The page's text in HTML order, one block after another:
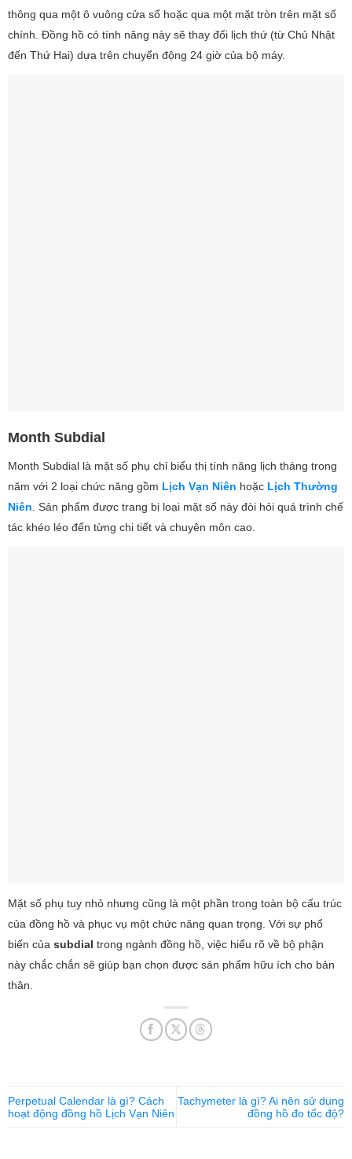
thông qua một ô vuông cửa sổ hoặc qua một mặt tròn trên mặt số
chính. Đồng hồ có tính năng này sẽ thay đổi lịch thứ (từ Chủ Nhật
đến Thứ Hai) dựa trên chuyển động 24 giờ của bộ máy.
Month Subdial
Month Subdial là mặt số phụ chỉ biểu thị tính năng lịch tháng trong
năm với 2 loại chức năng gồm Lịch Vạn Niên hoặc Lịch Thường
Niên . Sản phẩm được trang bị loại mặt số này đòi hỏi quá trình chế
tác khéo léo đến từng chi tiết và chuyên môn cao.
Mặt số phụ tuy nhỏ nhưng cũng là một phần trong toàn bộ cấu trúc
của đồng hồ và phục vụ một chức năng quan trọng. Với sự phổ
biến của subdial trong ngành đồng hồ, việc hiểu rõ về bộ phận
này chắc chắn sẽ giúp bạn chọn được sản phẩm hữu ích cho bản
thân.
Perpetual Calendar là gì? Cách
hoạt động đồng hồ Lịch Vạn Niên
Tachymeter là gì? Ai nên sử dụng
đồng hồ đo tốc độ?